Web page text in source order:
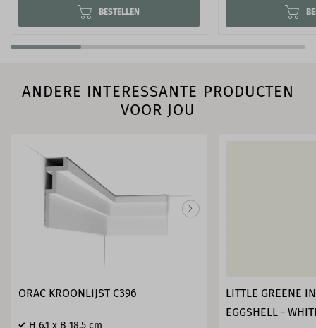
BESTELLEN
ANDERE INTERESSANTE PRODUCTEN
VOOR JOU
ORAC KROONLIJST C396
H 6,1 x B 18,5 cm
LITTLE GREENE
EGGSHELL -